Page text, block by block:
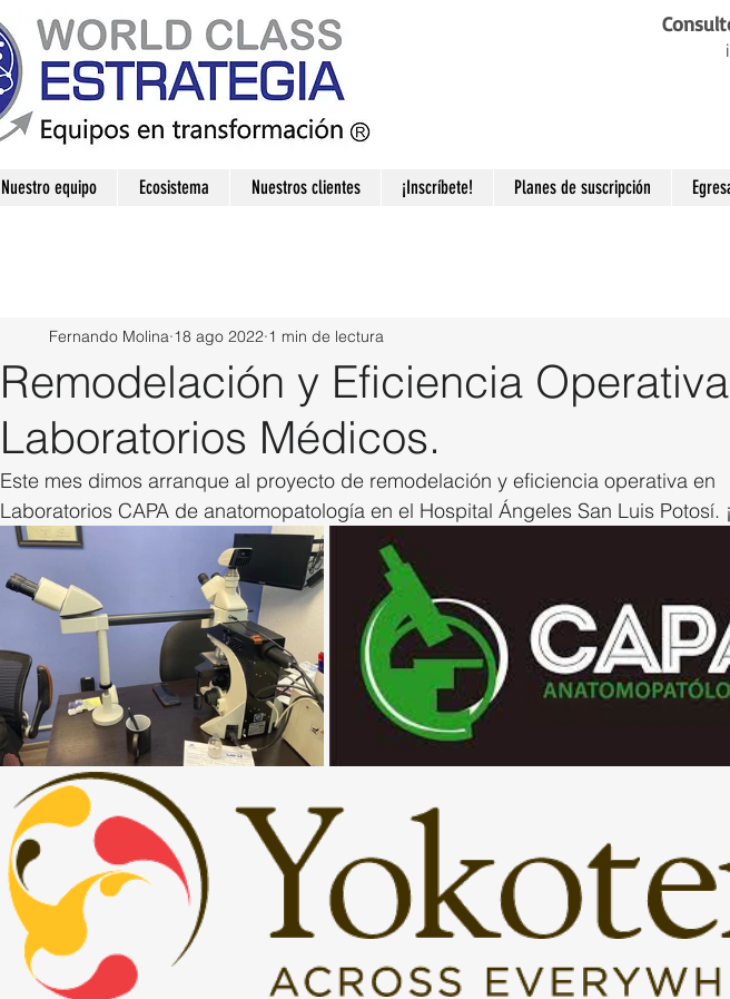
Nuestro equipo Ecosistema Nuestros clientes ¡Inscríbete! Planes de suscripción
Remodelación y Eficiencia
Laboratorios Médicos.
Fernando Molina 18 ago 2022 1 min de lectura
Este mes dimos arranque al proyecto de remodelación y eficiencia operativa en
Laboratorios CAPA de anatomopatología en el Hospital Ángeles San Luis Potosí. ¡